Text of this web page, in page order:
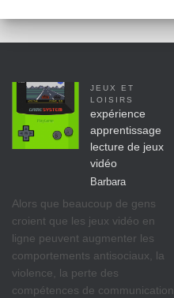
JEUX ET
LOISIRS
expérience
apprentissage
lecture de jeux
vidéo
Barbara
Alors que beaucoup de gens
croient que les jeux vidéo en
ligne peuvent augmenter les
comportements antisociaux, la
violence, la perte des
compétences de communication